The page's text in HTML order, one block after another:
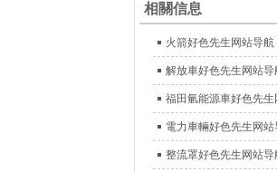
相關信息
火箭好色先生网站导航
解放車好色先生网站导
福田氫能源車好色先生
電力車輛好色先生网站
整流罩好色先生网站导